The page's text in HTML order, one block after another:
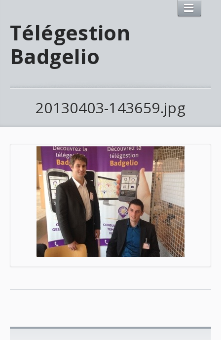
Télégestion
Badgelio
20130403-143659.jpg